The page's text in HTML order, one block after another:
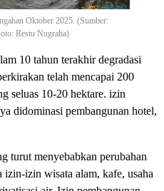
Oktober 2025. (Sumber:
Restu Nugraha)
10 tahun terakhir degradasi
telah mencapai 200
seluas 10-20 hektare. izin
didominasi pembangunan hotel,
turut menyebabkan perubahan
izin wisata alam, kafe, usaha